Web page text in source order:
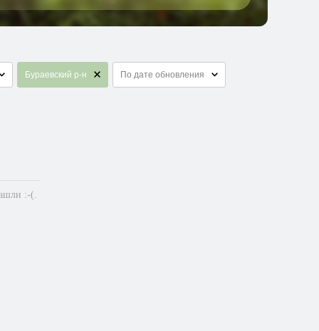
Бураевский р-н По дате обновления
:-(.